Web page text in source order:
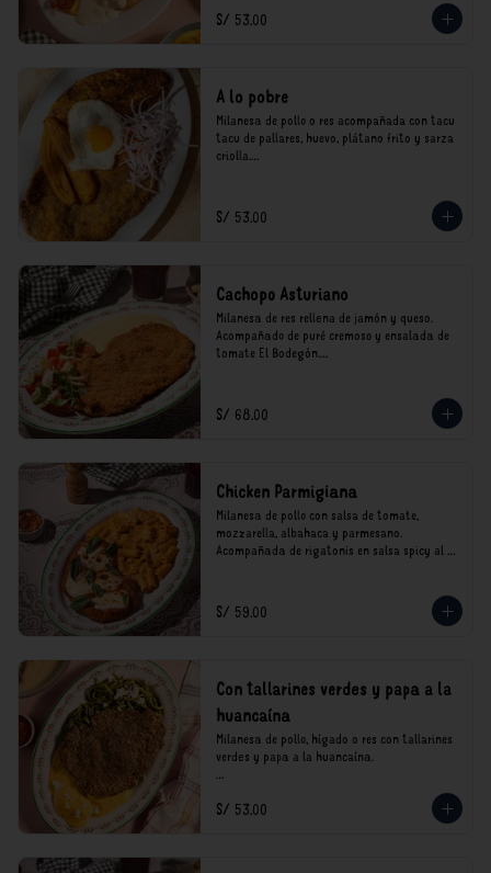
incluyen impuestos de ley y recargo al
consumo.
S/ 53.00
A lo pobre
Milanesa de pollo o res acompañada con tacu
tacu de pallares, huevo, plátano frito y sarza
criolla.
incluyen impuestos de ley y recargo al
consumo.
S/ 53.00
Cachopo Asturiano
Milanesa de res rellena de jamón y queso.
Acompañado de puré cremoso y ensalada de
tomate El Bodegón.
incluyen impuestos de ley y recargo al
consumo.
S/ 68.00
Chicken Parmigiana
Milanesa de pollo con salsa de tomate,
mozzarella, albahaca y parmesano.
Acompañada de rigatonis en salsa spicy al
*Nuestros precios están expresados en soles e
incluyen impuestos de ley y recargo al
S/ 59.00
Con tallarines verdes y papa a la
huancaína
Milanesa de pollo, hígado o res con tallarines
verdes y papa a la huancaína.
*Nuestros precios están expresados en soles e
incluyen impuestos de ley y recargo al
S/ 53.00